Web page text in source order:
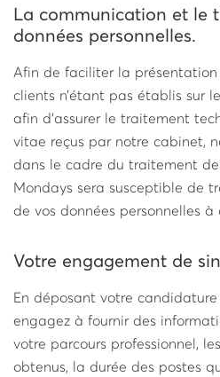
La communication et le
données personnelles.
Afin de faciliter la
clients n’étant pas établis sur
afin d’assurer le traitement
vitae reçus par notre cabinet,
dans le cadre du traitement
Mondays sera susceptible de
de vos données personnelles à
Votre engagement de
En déposant votre candidature
engagez à fournir des
votre parcours professionnel,
obtenus, la durée des postes